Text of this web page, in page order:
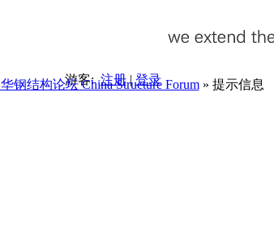
游客:注册|登录
钢结构论坛 China Structure Forum» 提示信息